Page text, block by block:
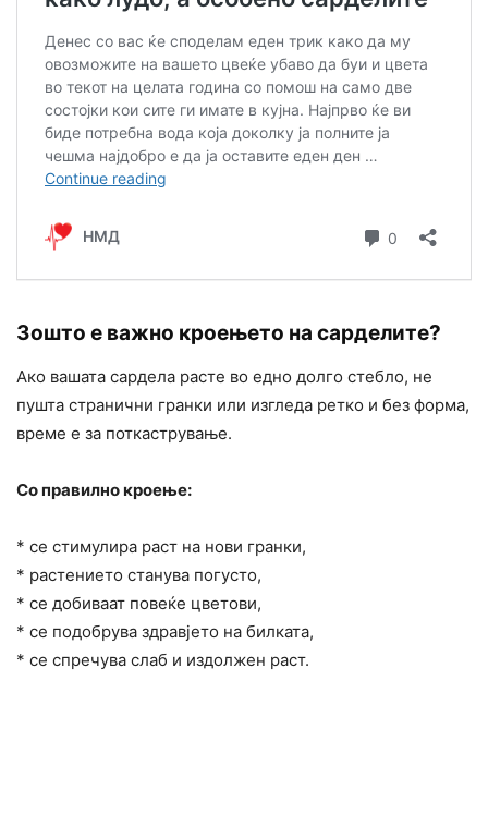
Зошто е важно кроењето на сарделите?
Ако вашата сардела расте во едно долго стебло, не
пушта странични гранки или изгледа ретко и без форма,
време е за поткастрување.
Со правилно кроење:
* се стимулира раст на нови гранки,
* растението станува погусто,
* се добиваат повеќе цветови,
* се подобрува здравјето на билката,
* се спречува слаб и издолжен раст.